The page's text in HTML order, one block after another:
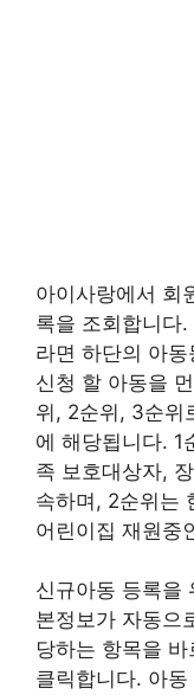
아이사랑에서 회
록을 조회합니다
라면 하단의 아
신청 할 아동을
위, 2순위, 3순위
에 해당됩니다. 1
족 보호대상자,
속하며, 2순위는
어린이집 재원중
신규아동 등록을
본정보가 자동으
당하는 항목을
클릭합니다. 아